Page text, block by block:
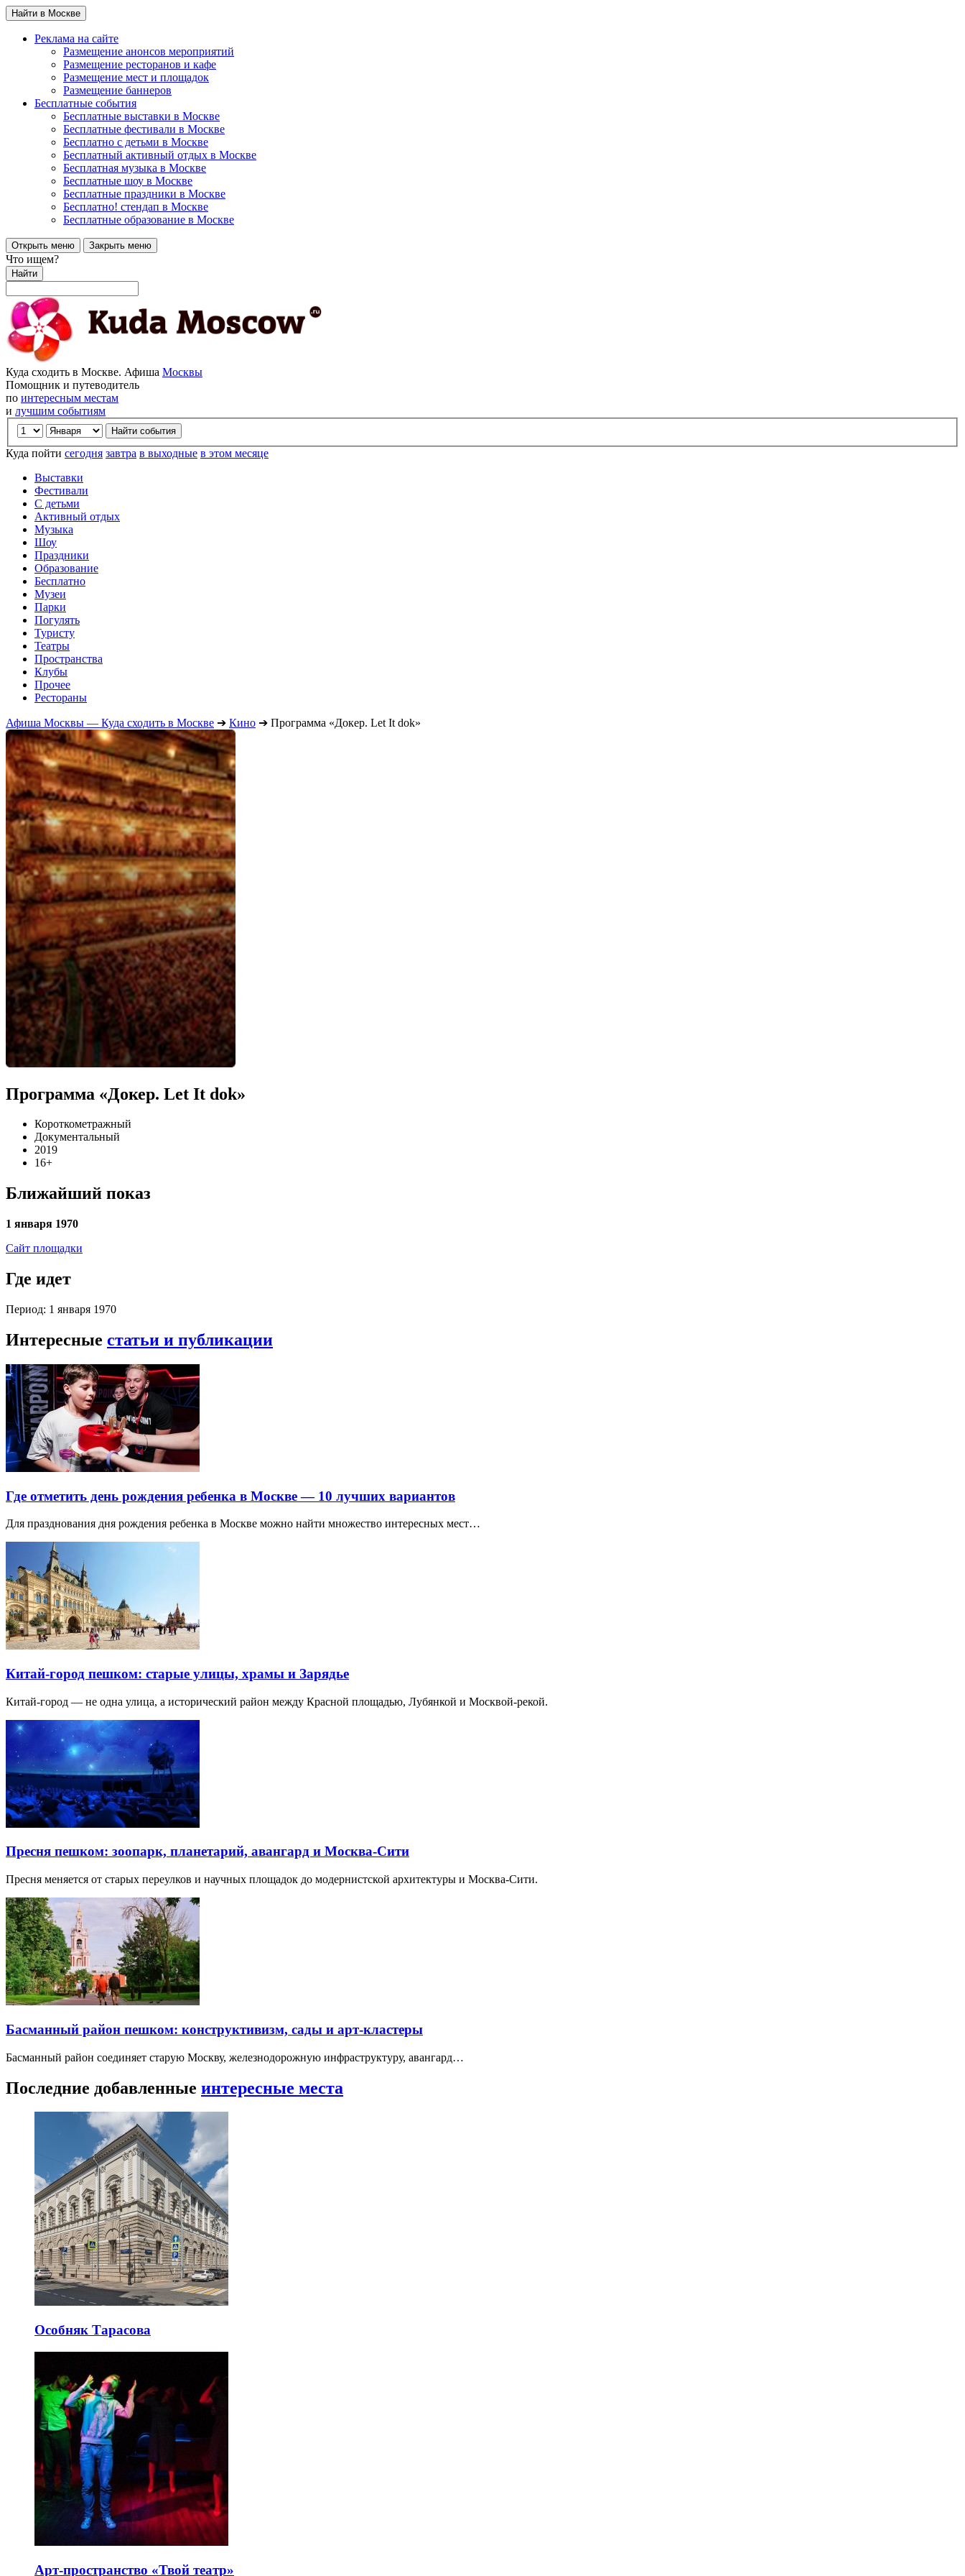
Найти в Москве
Реклама на сайте
Размещение анонсов мероприятий
Размещение ресторанов и кафе
Размещение мест и площадок
Размещение баннеров
Бесплатные события
Бесплатные выставки в Москве
Бесплатные фестивали в Москве
Бесплатно с детьми в Москве
Бесплатный активный отдых в Москве
Бесплатная музыка в Москве
Бесплатные шоу в Москве
Бесплатные праздники в Москве
Бесплатно! стендап в Москве
Бесплатные образование в Москве
Открыть меню Закрыть меню
Что ищем?
Найти
Куда сходить в Москве. Афиша Москвы
Помощник и путеводитель
по интересным местам
и лучшим событиям
Куда пойти сегодня завтра в выходные в этом месяце
Выставки
Фестивали
С детьми
Активный отдых
Музыка
Шоу
Праздники
Образование
Бесплатно
Музеи
Парки
Погулять
Туристу
Театры
Пространства
Клубы
Прочее
Рестораны
Афиша Москвы — Куда сходить в Москве ➔ Кино ➔ Программа «Докер. Let It dok»
Программа «Докер. Let It dok»
Короткометражный
Документальный
2019
16+
Ближайший показ
1 января 1970
Сайт площадки
Где идет
Период: 1 января 1970
Интересные статьи и публикации
Где отметить день рождения ребенка в Москве — 10 лучших вариантов
Для празднования дня рождения ребенка в Москве можно найти множество интересных мест…
Китай-город пешком: старые улицы, храмы и Зарядье
Китай-город — не одна улица, а исторический район между Красной площадью, Лубянкой и Москвой-рекой.
Пресня пешком: зоопарк, планетарий, авангард и Москва-Сити
Пресня меняется от старых переулков и научных площадок до модернистской архитектуры и Москва-Сити.
Басманный район пешком: конструктивизм, сады и арт-кластеры
Басманный район соединяет старую Москву, железнодорожную инфраструктуру, авангард…
Последние добавленные интересные места
Особняк Тарасова
Арт-пространство «Твой театр»